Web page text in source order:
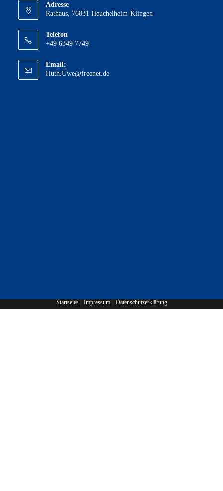
Adresse
Rathaus, 76831 Heuchelheim-Klingen
Telefon
+49 6349 7749
Email:
Huth.Uwe@freenet.deOpens
Startseite Impressum Datenschutzerklärung